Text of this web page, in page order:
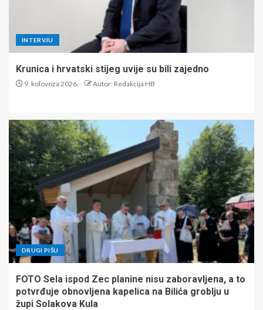
INTERVJU
Krunica i hrvatski stijeg uvije su bili zajedno
9. kolovoza 2026. Autor: Redakcija HB
DRUGI PIŠU
FOTO Sela ispod Zec planine nisu zaboravljena, a to
potvrđuje obnovljena kapelica na Bilića groblju u
župi Solakova Kula